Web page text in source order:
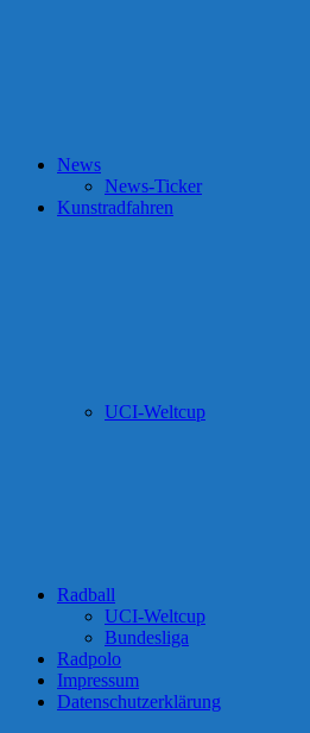
News
News-Ticker
Kunstradfahren
UCI-Weltcup
Radball
UCI-Weltcup
Bundesliga
Radpolo
Impressum
Datenschutzerklärung